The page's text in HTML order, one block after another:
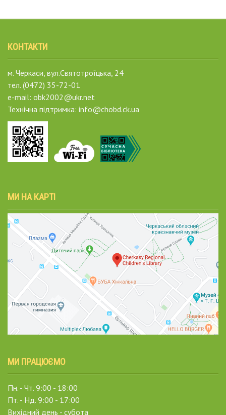
КОНТАКТИ
м. Черкаси, вул.Святотроїцька, 24
тел. (0472) 35-72-01
e-mail: obk2002@ukr.net
Технічна підтримка: info@chobd.ck.ua
МИ НА КАРТІ
МИ ПРАЦЮЄМО
Пн. - Чт. 9:00 - 18:00
Пт. - Нд. 9:00 - 17:00
Вихідний день - субота